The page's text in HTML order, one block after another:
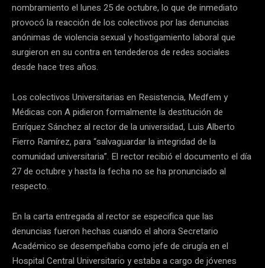
nombramiento el lunes 25 de octubre, lo que de inmediato
provocó la reacción de los colectivos por las denuncias
anónimas de violencia sexual y hostigamiento laboral que
surgieron en su contra en tendederos de redes sociales
desde hace tres años.
Los colectivos Universitarias en Resistencia, Medfem y
Médicas con A pidieron formalmente la destitución de
Enríquez Sánchez al rector de la universidad, Luis Alberto
Fierro Ramírez, para “salvaguardar la integridad de la
comunidad universitaria”. El rector recibió el documento el día
27 de octubre y hasta la fecha no se ha pronunciado al
respecto.
En la carta entregada al rector se especifica que las
denuncias fueron hechas cuando el ahora Secretario
Académico se desempeñaba como jefe de cirugía en el
Hospital Central Universitario y estaba a cargo de jóvenes